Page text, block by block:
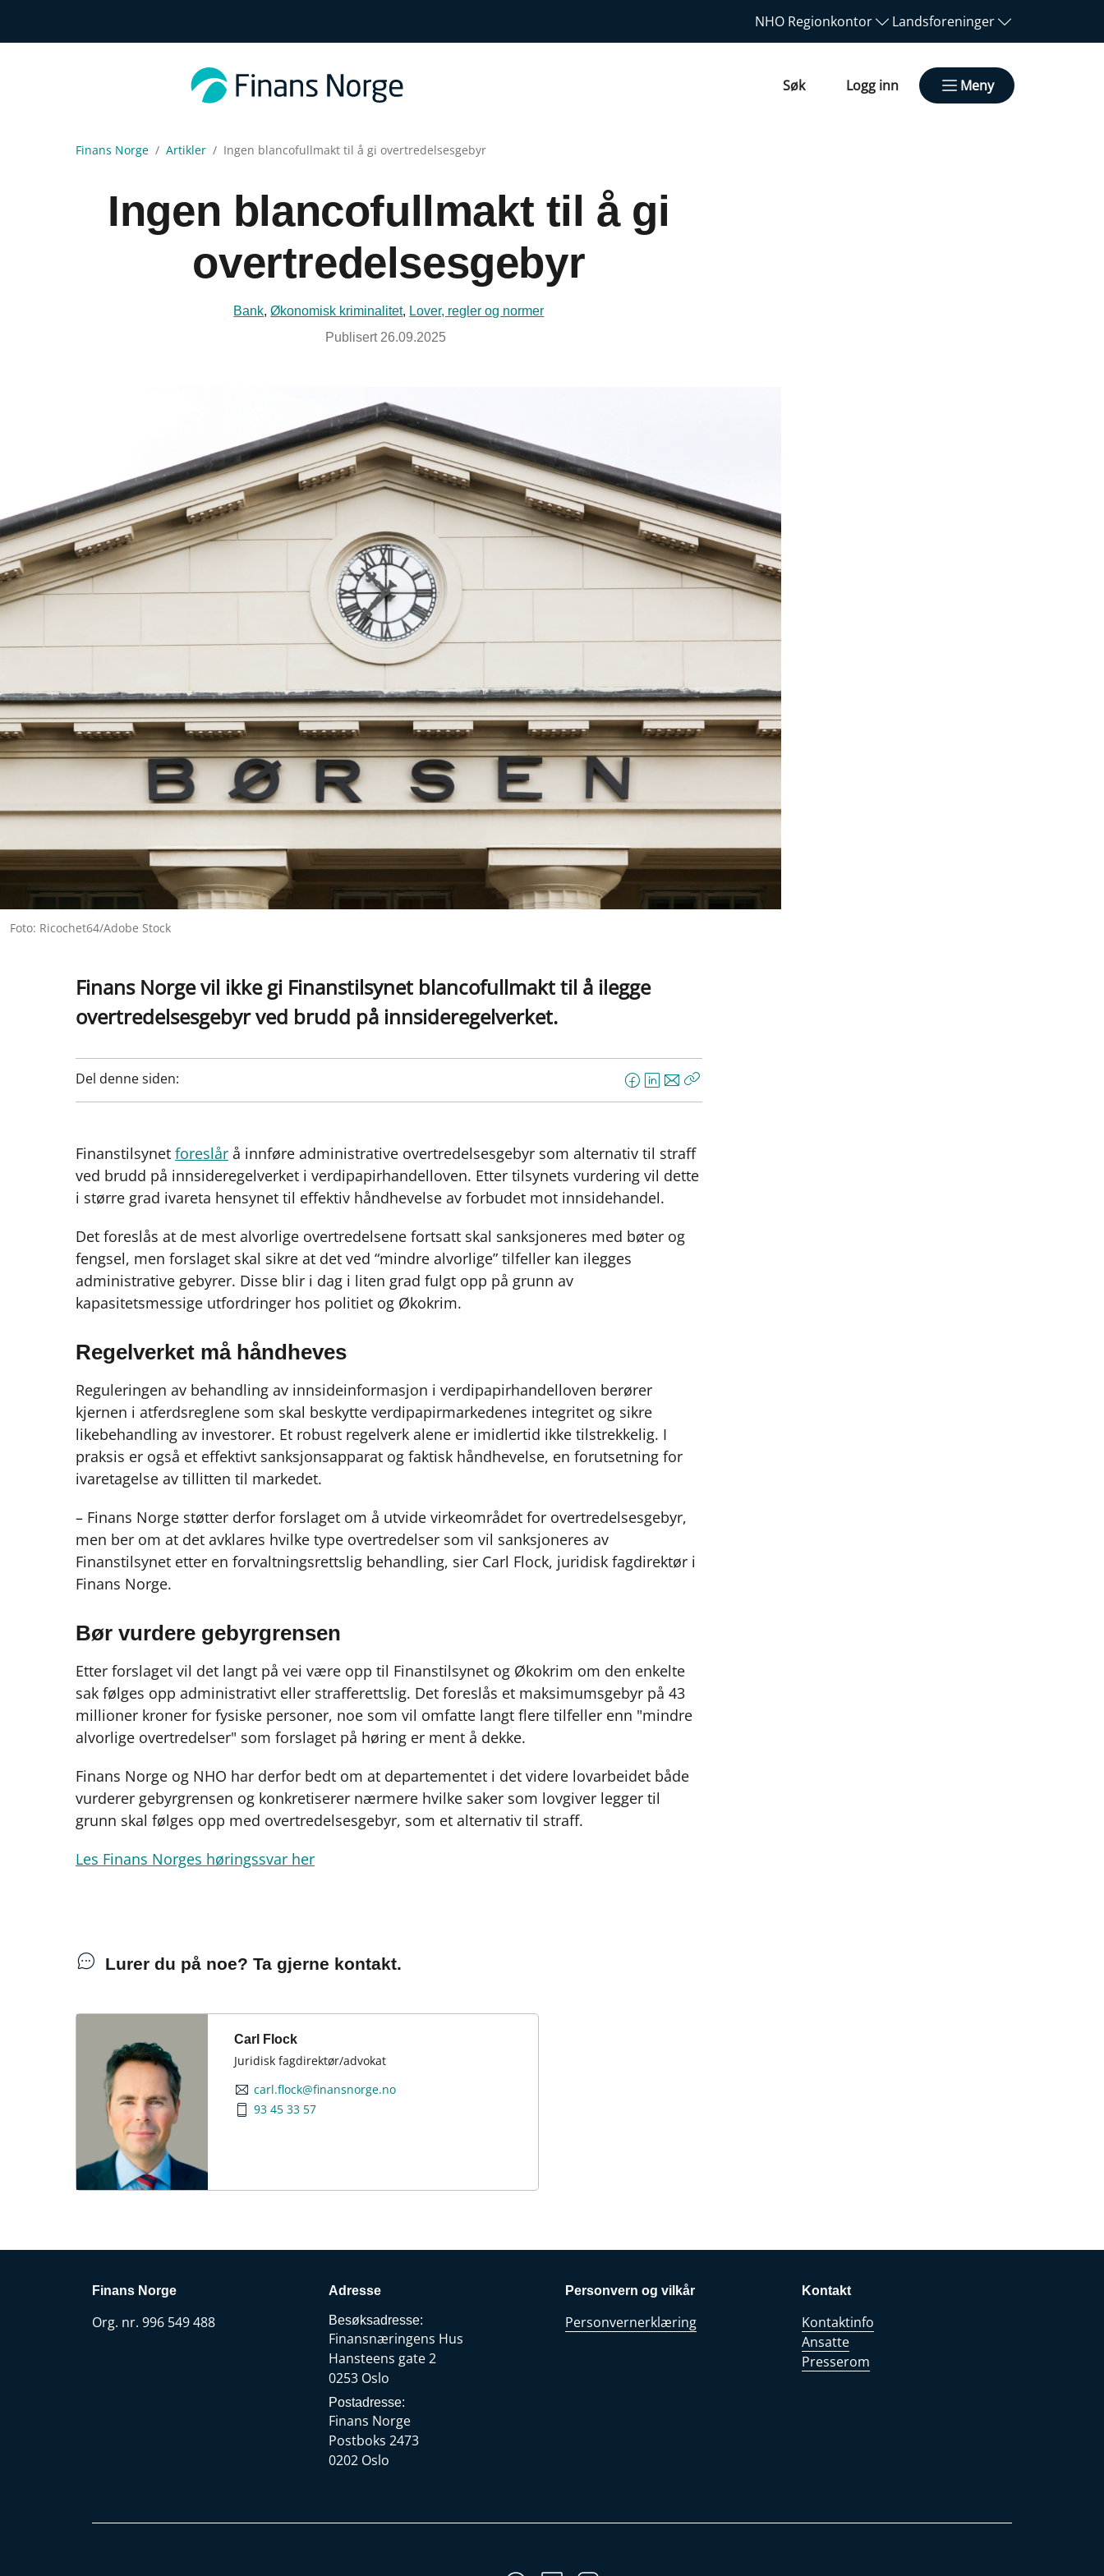
NHO Regionkontor Landsforeninger
Søk Logg inn Meny
Finans Norge Artikler Ingen blancofullmakt til å gi overtredelsesgebyr
Ingen blancofullmakt til å gi
overtredelsesgebyr
Bank,Økonomisk kriminalitet, Lover, regler og normer
Publisert 26.09.2025
Foto: Ricochet64/Adobe Stock
Finans Norge vil ikke gi Finanstilsynet blancofullmakt til å ilegge
overtredelsesgebyr ved brudd på innsideregelverket.
Del denne siden:
F
a
e
o
o
k
L
i
k
d
I
E
-
o
t
Kopier
Finanstilsynet foreslår å innføre administrative overtredelsesgebyr som alternativ til straff
ved brudd på innsideregelverket i verdipapirhandelloven. Etter tilsynets vurdering vil dette
i større grad ivareta hensynet til effektiv håndhevelse av forbudet mot innsidehandel.
Det foreslås at de mest alvorlige overtredelsene fortsatt skal sanksjoneres med bøter og
fengsel, men forslaget skal sikre at det ved “mindre alvorlige” tilfeller kan ilegges
administrative gebyrer. Disse blir i dag i liten grad fulgt opp på grunn av
kapasitetsmessige utfordringer hos politiet og Økokrim.
Regelverket må håndheves
Reguleringen av behandling av innsideinformasjon i verdipapirhandelloven berører
kjernen i atferdsreglene som skal beskytte verdipapirmarkedenes integritet og sikre
likebehandling av investorer. Et robust regelverk alene er imidlertid ikke tilstrekkelig. I
praksis er også et effektivt sanksjonsapparat og faktisk håndhevelse, en forutsetning for
ivaretagelse av tillitten til markedet.
– Finans Norge støtter derfor forslaget om å utvide virkeområdet for overtredelsesgebyr,
men ber om at det avklares hvilke type overtredelser som vil sanksjoneres av
Finanstilsynet etter en forvaltningsrettslig behandling, sier Carl Flock, juridisk fagdirektør i
Finans Norge.
Bør vurdere gebyrgrensen
Etter forslaget vil det langt på vei være opp til Finanstilsynet og Økokrim om den enkelte
sak følges opp administrativt eller strafferettslig. Det foreslås et maksimumsgebyr på 43
millioner kroner for fysiske personer, noe som vil omfatte langt flere tilfeller enn "mindre
alvorlige overtredelser" som forslaget på høring er ment å dekke.
Finans Norge og NHO har derfor bedt om at departementet i det videre lovarbeidet både
vurderer gebyrgrensen og konkretiserer nærmere hvilke saker som lovgiver legger til
grunn skal følges opp med overtredelsesgebyr, som et alternativ til straff.
Les Finans Norges høringssvar her
Lurer du på noe? Ta gjerne kontakt.
Carl Flock
Juridisk fagdirektør/advokat
carl.flock@finansnorge.no
93 45 33 57
Finans Norge
Org. nr. 996 549 488
Adresse
Besøksadresse:
Finansnæringens Hus
Hansteens gate 2
0253 Oslo
Postadresse:
Finans Norge
Postboks 2473
0202 Oslo
Personvern og vilkår
Personvernerklæring
Kontakt
Kontaktinfo
Ansatte
Presserom